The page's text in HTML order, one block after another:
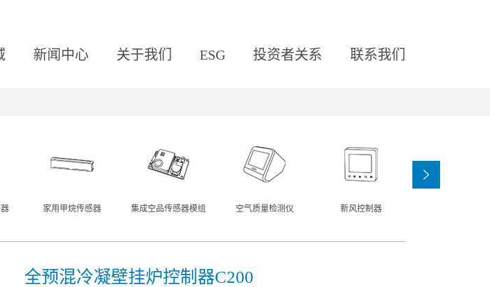
新闻中心 关于我们 ESG 投资者关系 联系我们
家用甲烷传感器 集成空品传感器模组 空气质量检测仪 新风控制器
全预混冷凝壁挂炉控制器C200